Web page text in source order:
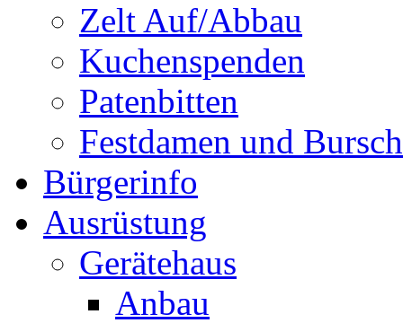
Zelt Auf/Abbau
Kuchenspenden
Patenbitten
Festdamen und
Bürgerinfo
Ausrüstung
Gerätehaus
Anbau